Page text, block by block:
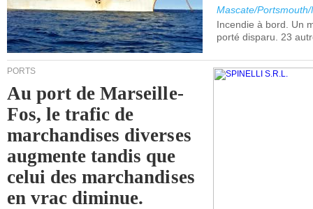
Mascate/
Incendie à bord. Un
porté disparu. 23
PORTS
Au port de Marseille-
Fos, le trafic de
marchandises diverses
augmente tandis que
celui des marchandises
en vrac diminue.